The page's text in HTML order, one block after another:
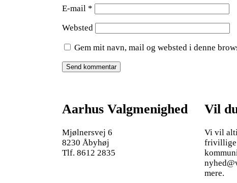
E-mail *
Websted
Gem mit navn, mail og websted i denne
Aarhus Valgmenighed
Mjølnersvej 6
8230 Åbyhøj
Tlf. 8612 2835
Vil
Vi vil
frivillige
mere.